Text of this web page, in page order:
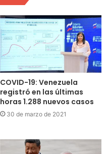
COVID-19: Venezuela
registró en las últimas
horas 1.288 nuevos casos
30 de marzo de 2021